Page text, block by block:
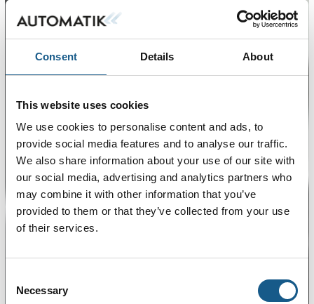
Consent Details About
This website uses cookies
We use cookies to personalise content and ads, to
provide social media features and to analyse our traffic.
We also share information about your use of our site with
our social media, advertising and analytics partners who
may combine it with other information that you’ve
provided to them or that they’ve collected from your use
of their services.
Selection
Necessary